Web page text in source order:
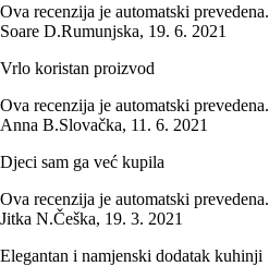
Ova recenzija je automatski prevedena.
Soare D.Rumunjska, 19. 6. 2021
Vrlo koristan proizvod
Ova recenzija je automatski prevedena.
Anna B.Slovačka, 11. 6. 2021
Djeci sam ga već kupila
Ova recenzija je automatski prevedena.
Jitka N.Češka, 19. 3. 2021
Elegantan i namjenski dodatak kuhinji